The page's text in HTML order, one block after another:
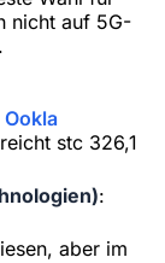
nicht auf 5G-
Ookla
stc 326,1
:
aber im